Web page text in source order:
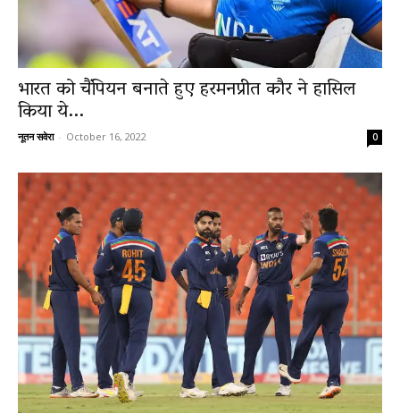
भारत को चैंपियन बनाते हुए हरमनप्रीत कौर ने हासिल
किया ये...
नूतन सवेरा - October 16, 2022 0